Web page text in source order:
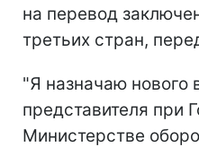
на перевод
третьих стран,
"Я назначаю нового
представителя при
Министерстве